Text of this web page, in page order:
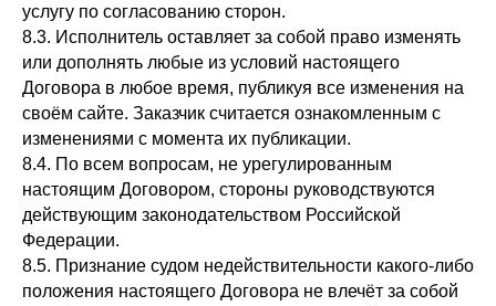
услугу по согласованию сторон.
8.3. Исполнитель оставляет за собой право изменять
или дополнять любые из условий настоящего
Договора в любое время, публикуя все изменения на
своём сайте. Заказчик считается ознакомленным с
изменениями с момента их публикации.
8.4. По всем вопросам, не урегулированным
настоящим Договором, стороны руководствуются
действующим законодательством Российской
Федерации.
8.5. Признание судом недействительности какого‑либо
положения настоящего Договора не влечёт за собой